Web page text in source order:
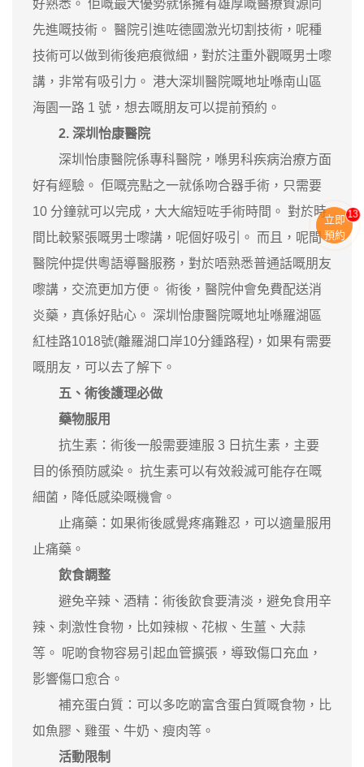
好熟悉。 佢嘅最大優勢就係擁有雄厚嘅醫療資源同
先進嘅技術。 醫院引進咗德國激光切割技術，呢種
技術可以做到術後疤痕微細，對於注重外觀嘅男士嚟
講，非常有吸引力。 港大深圳醫院嘅地址喺南山區
海園一路 1 號，想去嘅朋友可以提前預約。
2. 深圳怡康醫院
深圳怡康醫院係專科醫院，喺男科疾病治療方面
好有經驗。 佢嘅亮點之一就係吻合器手術，只需要
10 分鐘就可以完成，大大縮短咗手術時間。 對於時
間比較緊張嘅男士嚟講，呢個好吸引。 而且，呢間
醫院仲提供粵語導醫服務，對於唔熟悉普通話嘅朋友
嚟講，交流更加方便。 術後，醫院仲會免費配送消
炎藥，真係好貼心。 深圳怡康醫院嘅地址喺羅湖區
紅桂路1018號(離羅湖口岸10分鍾路程)，如果有需要
嘅朋友，可以去了解下。
五、術後護理必做
藥物服用
抗生素：術後一般需要連服 3 日抗生素，主要
目的係預防感染。 抗生素可以有效殺滅可能存在嘅
細菌，降低感染嘅機會。
止痛藥：如果術後感覺疼痛難忍，可以適量服用
止痛藥。
飲食調整
避免辛辣、酒精：術後飲食要清淡，避免食用辛
辣、刺激性食物，比如辣椒、花椒、生薑、大蒜
等。 呢啲食物容易引起血管擴張，導致傷口充血，
影響傷口愈合。
補充蛋白質：可以多吃啲富含蛋白質嘅食物，比
如魚膠、雞蛋、牛奶、瘦肉等。
活動限制
立即
預約
13